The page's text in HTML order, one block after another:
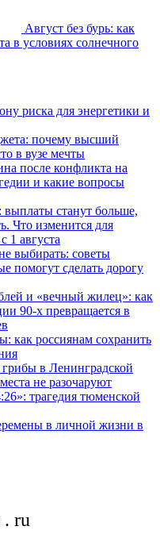
Август без бурь: как
в условиях солнечного
риска для энергетики и
почему высший
в вузе мечты
после конфликта на
и какие вопросы
станут больше,
Что изменится для
1 августа
выбирать: советы
помогут сделать дорогу
и «вечный жилец»: как
90-х превращается в
как россиянам сохранить
грибы в Ленинградской
не разочаруют
трагедия тюменской
в личной жизни в
. ru